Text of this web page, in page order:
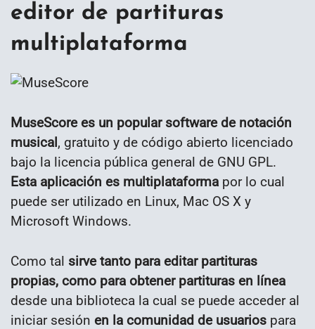
editor de partituras
multiplataforma
MuseScore es un popular software de notación
musical, gratuito y de código abierto licenciado
bajo la licencia pública general de GNU GPL.
Esta aplicación es multiplataforma por lo cual
puede ser utilizado en Linux, Mac OS X y
Microsoft Windows.
Como tal sirve tanto para editar partituras
propias, como para obtener partituras en línea
desde una biblioteca la cual se puede acceder al
iniciar sesión en la comunidad de usuarios para